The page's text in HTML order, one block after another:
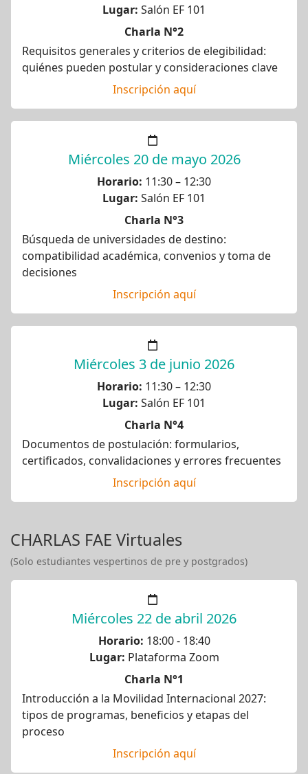
Lugar: Salón EF 101
Charla N°2
Requisitos generales y criterios de elegibilidad:
quiénes pueden postular y consideraciones clave
Inscripción aquí
Miércoles 20 de mayo 2026
Horario: 11:30 – 12:30
Lugar: Salón EF 101
Charla N°3
Búsqueda de universidades de destino:
compatibilidad académica, convenios y toma de
decisiones
Inscripción aquí
Miércoles 3 de junio 2026
Horario: 11:30 – 12:30
Lugar: Salón EF 101
Charla N°4
Documentos de postulación: formularios,
certificados, convalidaciones y errores frecuentes
Inscripción aquí
CHARLAS FAE Virtuales
(Solo estudiantes vespertinos de pre y postgrados)
Miércoles 22 de abril 2026
Horario: 18:00 - 18:40
Lugar: Plataforma Zoom
Charla N°1
Introducción a la Movilidad Internacional 2027:
tipos de programas, beneficios y etapas del
proceso
Inscripción aquí